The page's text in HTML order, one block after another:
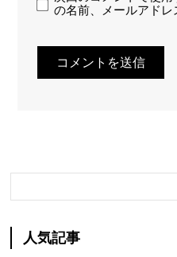
の名前、メールアドレ
人気記事